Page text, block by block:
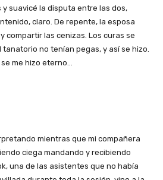
suavicé la disputa entre las dos,
claro. De repente, la esposa
compartir las cenizas. Los curas se
no tenían pegas, y así se hizo.
me hizo eterno…
mientras que mi compañera
ciega mandando y recibiendo
una de las asistentes que no había